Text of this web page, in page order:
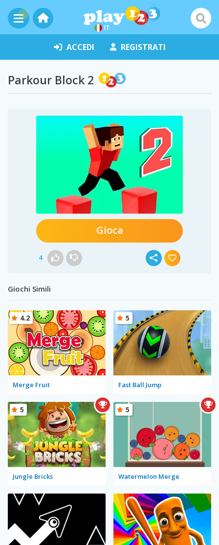
IT
ACCEDI REGISTRATI
Parkour Block 2
Gioca
4
Giochi Simili
Merge Fruit
4.2
Fast Ball Jump
5
Jungle Bricks
5
Watermelon Merge
5